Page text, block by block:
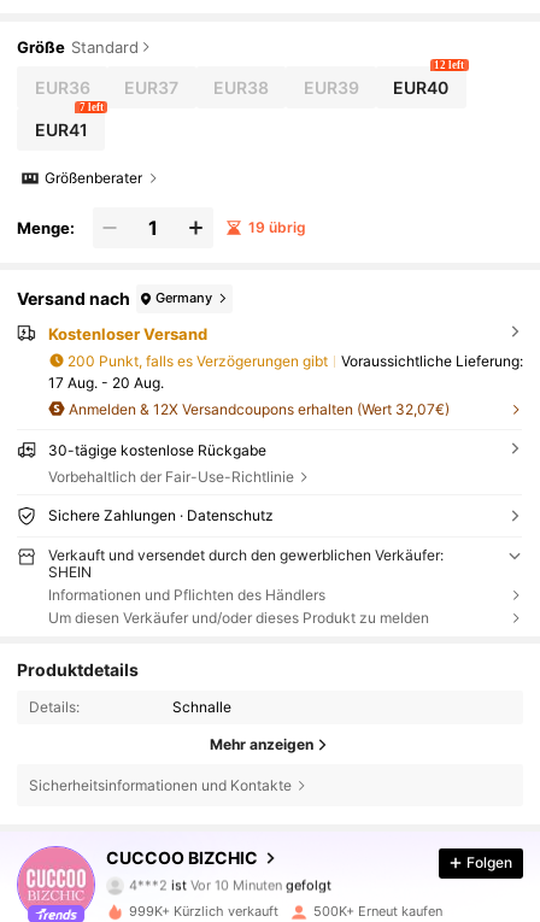
Größe Standard
EUR36 EUR37 EUR38 EUR39 EUR40
12 left
EUR41
7 left
Größenberater
Menge: 19 übrig
Versand nach Germany
Kostenloser Versand
200 Punkt, falls es Verzögerungen gibt
Voraussichtliche Lieferung:
17 Aug. - 20 Aug.
Anmelden & 12X Versandcoupons erhalten (Wert 32,07€)
30-tägige kostenlose Rückgabe
Vorbehaltlich der Fair-Use-Richtlinie
Sichere Zahlungen · Datenschutz
Verkauft und versendet durch den gewerblichen Verkäufer:
SHEIN
Informationen und Pflichten des Händlers
Um diesen Verkäufer und/oder dieses Produkt zu melden
Produktdetails
Details: Schnalle
Mehr anzeigen
Sicherheitsinformationen und Kontakte
CUCCOO BIZCHIC
y***2 ist am Durchsuchen
4,85
805K Follower
Folgen
999K+ Kürzlich verkauft 500K+ Erneut kaufen